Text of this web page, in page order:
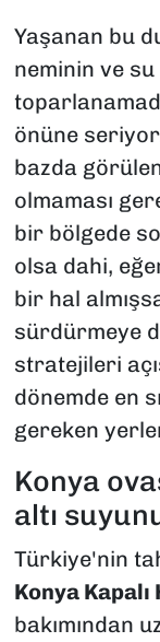
Yaşanan bu
neminin ve
önüne
bazda
olmaması
bir bölgede
olsa dahi,
bir hal
sürdürmeye
stratejileri
dönemde en
gereken
Konya
altı
Türkiye'nin
Konya Kapalı
bakımından